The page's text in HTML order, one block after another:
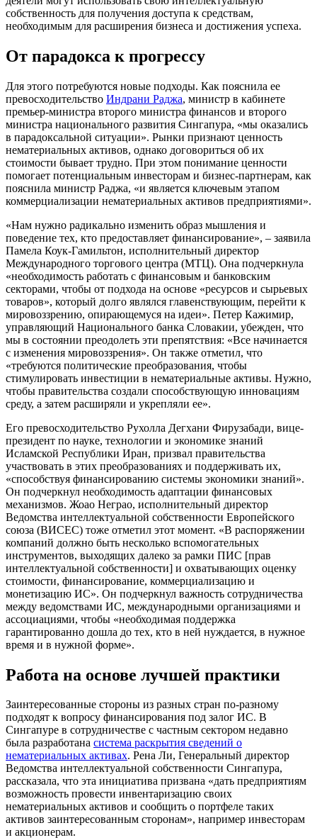
собственность для получения доступа к средствам,
необходимым для расширения бизнеса и достижения успеха.
От парадокса к прогрессу
Для этого потребуются новые подходы. Как пояснила ее
превосходительство Индрани Раджа, министр в кабинете
премьер-министра второго министра финансов и второго
министра национального развития Сингапура, «мы оказались
в парадоксальной ситуации». Рынки признают ценность
нематериальных активов, однако договориться об их
стоимости бывает трудно. При этом понимание ценности
помогает потенциальным инвесторам и бизнес-партнерам, как
пояснила министр Раджа, «и является ключевым этапом
коммерциализации нематериальных активов предприятиями».
«Нам нужно радикально изменить образ мышления и
поведение тех, кто предоставляет финансирование», – заявила
Памела Коук-Гамильтон, исполнительный директор
Международного торгового центра (МТЦ). Она подчеркнула
«необходимость работать с финансовым и банковским
секторами, чтобы от подхода на основе «ресурсов и сырьевых
товаров», который долго являлся главенствующим, перейти к
мировоззрению, опирающемуся на идеи». Петер Кажимир,
управляющий Национального банка Словакии, убежден, что
мы в состоянии преодолеть эти препятствия: «Все начинается
с изменения мировоззрения». Он также отметил, что
«требуются политические преобразования, чтобы
стимулировать инвестиции в нематериальные активы. Нужно,
чтобы правительства создали способствующую инновациям
среду, а затем расширяли и укрепляли ее».
Его превосходительство Рухолла Дегхани Фирузабади, вице-
президент по науке, технологии и экономике знаний
Исламской Республики Иран, призвал правительства
участвовать в этих преобразованиях и поддерживать их,
«способствуя финансированию системы экономики знаний».
Он подчеркнул необходимость адаптации финансовых
механизмов. Жоао Неграо, исполнительный директор
Ведомства интеллектуальной собственности Европейского
союза (ВИСЕС) тоже отметил этот момент. «В распоряжении
компаний должно быть несколько вспомогательных
инструментов, выходящих далеко за рамки ПИС [прав
интеллектуальной собственности] и охватывающих оценку
стоимости, финансирование, коммерциализацию и
монетизацию ИС». Он подчеркнул важность сотрудничества
между ведомствами ИС, международными организациями и
ассоциациями, чтобы «необходимая поддержка
гарантированно дошла до тех, кто в ней нуждается, в нужное
время и в нужной форме».
Работа на основе лучшей практики
Заинтересованные стороны из разных стран по-разному
подходят к вопросу финансирования под залог ИС. В
Сингапуре в сотрудничестве с частным сектором недавно
была разработана система раскрытия сведений о
нематериальных активах. Рена Ли, Генеральный директор
Ведомства интеллектуальной собственности Сингапура,
рассказала, что эта инициатива призвана «дать предприятиям
возможность провести инвентаризацию своих
нематериальных активов и сообщить о портфеле таких
активов заинтересованным сторонам», например инвесторам
и акционерам.